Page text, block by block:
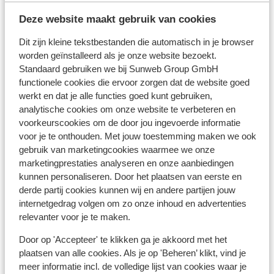
Deze website maakt gebruik van cookies
Dit zijn kleine tekstbestanden die automatisch in je browser
worden geïnstalleerd als je onze website bezoekt.
Standaard gebruiken we bij Sunweb Group GmbH
functionele cookies die ervoor zorgen dat de website goed
werkt en dat je alle functies goed kunt gebruiken,
analytische cookies om onze website te verbeteren en
voorkeurscookies om de door jou ingevoerde informatie
voor je te onthouden. Met jouw toestemming maken we ook
gebruik van marketingcookies waarmee we onze
marketingprestaties analyseren en onze aanbiedingen
kunnen personaliseren. Door het plaatsen van eerste en
derde partij cookies kunnen wij en andere partijen jouw
internetgedrag volgen om zo onze inhoud en advertenties
relevanter voor je te maken.
Door op 'Accepteer' te klikken ga je akkoord met het
plaatsen van alle cookies. Als je op 'Beheren’ klikt, vind je
meer informatie incl. de volledige lijst van cookies waar je
Heb je niet de Nederlandse nationaliteit, dan is het
belangrijk om na te vragen of er andere regels van
toepassing zijn. Dit vraag je na bij de ambassade van
het land waar je heen wilt en de landen waar je doorheen
reist.
Het reizen met de juiste documenten is jouw eigen
verantwoordelijkheid. Sunweb kan hiervoor niet
aansprakelijk worden gesteld.
Vaccinatie:
Voor actuele informatie betreffende vaccinaties en
andere gegevens over gezondheid en reizen vind je op
de site van LCR: https://www.lcr.nl/.
Alarmnummer: